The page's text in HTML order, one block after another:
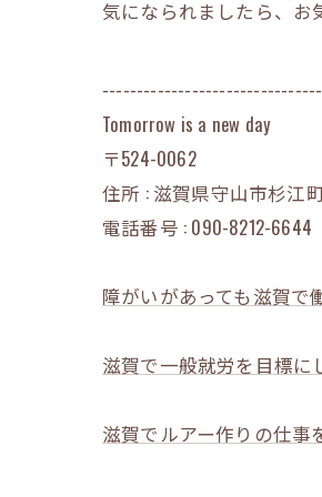
気になられましたら、お
Tomorrow is a new day
〒524-0062
住所 : 滋賀県守山市杉江
電話番号 : 090-8212-6644
障がいがあっても滋賀で
滋賀で一般就労を目標に
滋賀でルアー作りの仕事